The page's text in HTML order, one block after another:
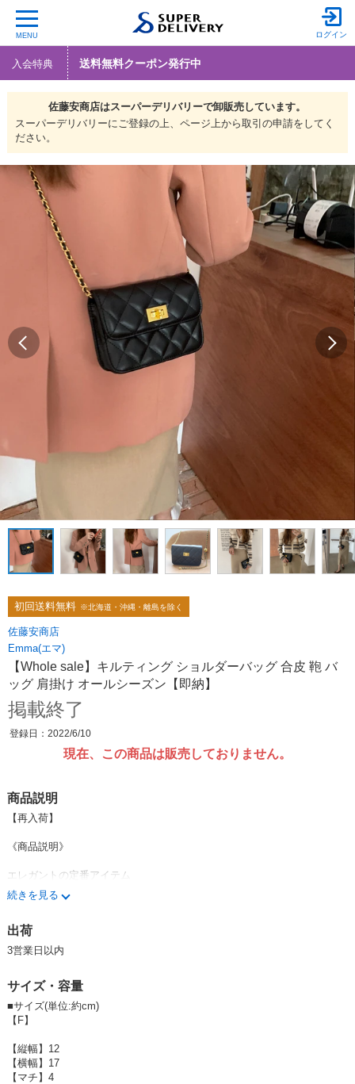
MENU ログイン
入会特典 送料無料クーポン発行中
佐藤安商店はスーパーデリバリーで卸販売しています。
スーパーデリバリーにご登録の上、ページ上から取引の申請をしてく
ださい。
初回送料無料 ※北海道・沖縄・離島を除く
佐藤安商店
Emma(エマ)
【Whole sale】キルティング ショルダーバッグ 合皮 鞄 バ
ッグ 肩掛け オールシーズン【即納】
掲載終了
登録日：2022/6/10
現在、この商品は販売しておりません。
商品説明
【再入荷】
《商品説明》
エレガントの定番アイテム
キルティングショルダーバッグ！
ゴールドのチェーンでグッと
ポイントのチェーンの球体は、
嬉しいサイズ調整機能付きです◎
《使用感》
高魅えするデザインがとても可愛いです♪
続きを見る
出荷
3営業日以内
サイズ・容量
■サイズ(単位:約cm)
【F】
【縦幅】12
【横幅】17
【マチ】4